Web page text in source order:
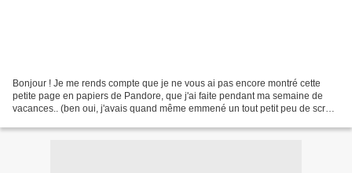
Bonjour ! Je me rends compte que je ne vous ai pas encore montré cette
petite page en papiers de Pandore, que j'ai faite pendant ma semaine de
vacances.. (ben oui, j'avais quand même emmené un tout petit peu de scrap,